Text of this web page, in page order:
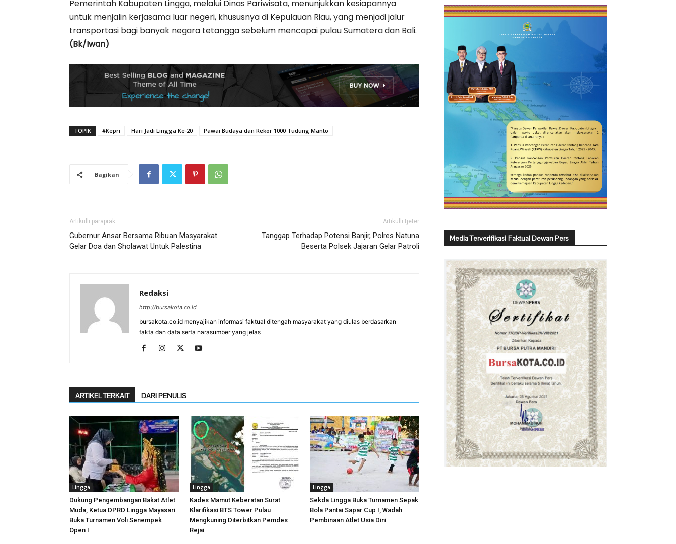
Pemerintah Kabupaten Lingga, melalui Dinas Pariwisata, menunjukkan kesiapannya
untuk menjalin kerjasama luar negeri, khususnya di Kepulauan Riau, yang menjadi jalur
transportasi bagi banyak negara tetangga sebelum mencapai pulau Sumatera dan Bali.
(Bk/Iwan)
TOPIK #Kepri Hari Jadi Lingga Ke-20 Pawai Budaya dan Rekor 1000 Tudung Manto
Bagikan
Artikulli paraprak
Gubernur Ansar Bersama Ribuan Masyarakat
Gelar Doa dan Sholawat Untuk Palestina
Artikulli tjetër
Tanggap Terhadap Potensi Banjir, Polres Natuna
Beserta Polsek Jajaran Gelar Patroli
Redaksi
http://bursakota.co.id
bursakota.co.id menyajikan informasi faktual ditengah masyarakat yang diulas berdasarkan
fakta dan data serta narasumber yang jelas
ARTIKEL TERKAIT DARI PENULIS
Lingga
Dukung Pengembangan Bakat Atlet
Muda, Ketua DPRD Lingga Mayasari
Buka Turnamen Voli Senempek
Open I
Lingga
Kades Mamut Keberatan Surat
Klarifikasi BTS Tower Pulau
Mengkuning Diterbitkan Pemdes
Rejai
Lingga
Sekda Lingga Buka Turnamen Sepak
Bola Pantai Sapar Cup I, Wadah
Pembinaan Atlet Usia Dini
Media Terverifikasi Faktual Dewan Pers